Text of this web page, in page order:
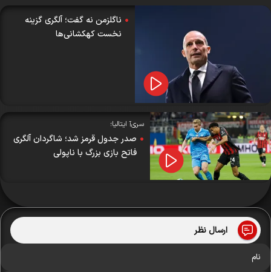
ناگلزمن نه گفت؛ آلگری گزینه
نخست کهکشانی‌ها
سری‌آ ایتالیا؛
صدر جدول قرمز شد؛ شاگردان آلگری
فاتح بازی بزرگ با ناپولی
ارسال نظر